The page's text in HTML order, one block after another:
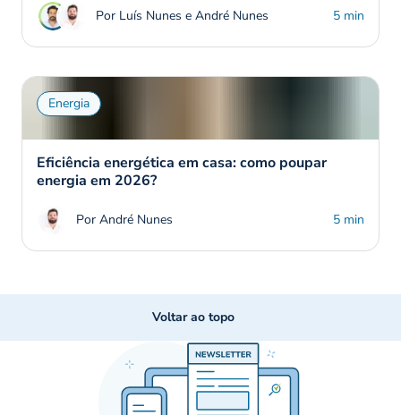
Por Luís Nunes e André Nunes 5 min
Energia
Eficiência energética em casa: como poupar
energia em 2026?
Por André Nunes 5 min
Voltar ao topo